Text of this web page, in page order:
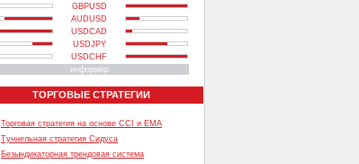
GBPUSD
AUDUSD
USDCAD
USDJPY
USDCHF
информер
ТОРГОВЫЕ СТРАТЕГИИ
Торговая стратегия на основе CCI и EMA
Туннельная стратегия Сидуса
Безындикаторная трендовая система